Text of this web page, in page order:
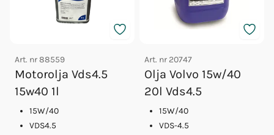
Art. nr88559
Motorolja Vds4.5
15w40 1l
15W/40
VDS4.5
Art. nr 20747
Olja Volvo 15w/40
20l Vds4.5
15W/40
VDS-4.5